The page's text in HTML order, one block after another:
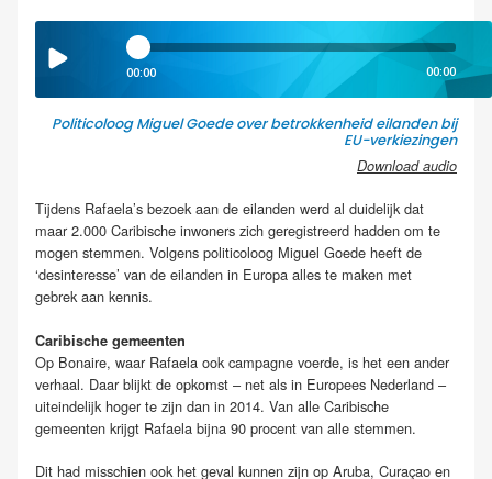
00:00 00:00
Politicoloog Miguel Goede overbetrokkenheid eilanden bij
EU-verkiezingen
Download audio
Tijdens Rafaela’s bezoek aan de eilanden werd al duidelijk dat
maar 2.000 Caribische inwoners zich geregistreerd hadden om te
mogen stemmen. Volgens politicoloog Miguel Goede heeft de
‘desinteresse’ van de eilanden in Europa alles te maken met
gebrek aan kennis.
Caribische gemeenten
Op Bonaire, waar Rafaela ook campagne voerde, is het een ander
verhaal. Daar blijkt de opkomst – net als in Europees Nederland –
uiteindelijk hoger te zijn dan in 2014. Van alle Caribische
gemeenten krijgt Rafaela bijna 90 procent van alle stemmen.
Dit had misschien ook het geval kunnen zijn op Aruba, Curaçao en